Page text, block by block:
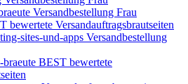
Versandbestellung Frau
bewertete Versandauftragsbrautseiten
sites-und-apps Versandbestellung
BEST bewertete